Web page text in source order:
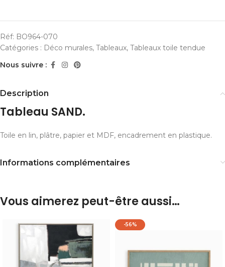
Réf: BO964-070
Catégories : Déco murales, Tableaux, Tableaux toile tendue
Nous suivre :
Description
Tableau SAND.
Toile en lin, plâtre, papier et MDF, encadrement en plastique.
Informations complémentaires
Vous aimerez peut-être aussi…
-56%